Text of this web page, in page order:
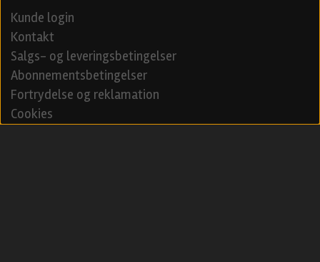
Kunde login
Kontakt
Salgs- og leveringsbetingelser
Abonnementsbetingelser
Fortrydelse og reklamation
Cookies